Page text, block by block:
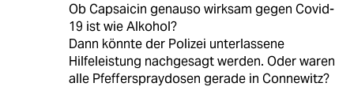
Ob Capsaicin genauso wirksam gegen Covid-
19 ist wie Alkohol?
Dann könnte der Polizei unterlassene
Hilfeleistung nachgesagt werden. Oder waren
alle Pfefferspraydosen gerade in Connewitz?